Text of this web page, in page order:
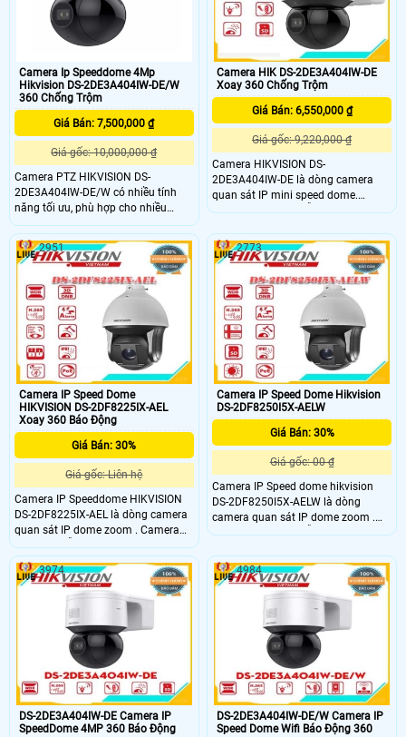
Camera Ip Speeddome 4Mp
Hikvision DS-2DE3A404IW-DE/W
360 Chống Trộm
Giá Bán: 7,500,000 ₫
Giá gốc: 10,000,000 ₫
Camera PTZ HIKVISION DS-
2DE3A404IW-DE/W có nhiều tính
năng tối ưu, phù hợp cho nhiều
hoàn cảnh sử dụng. Camera DS-
2DE3A404IW-DE/W thích hợp sử
dụng cho nhà xưởng, shop, trung
tâm thương mại, giám sát đường
phố.
Camera HIK DS-2DE3A404IW-DE
Xoay 360 Chống Trộm
Giá Bán: 6,550,000 ₫
Giá gốc: 9,220,000 ₫
Camera HIKVISION DS-
2DE3A404IW-DE là dòng camera
quan sát IP mini speed dome.
Camera quan sát hỗ trợ độ phân
2560x1440@25fps. Ống kính 2
Camera IP Speed Dome
HIKVISION DS-2DF8225IX-AEL
Xoay 360 Báo Động
Giá Bán: 30%
Giá gốc: Liên hệ
Camera IP Speeddome HIKVISION
DS-2DF8225IX-AEL là dòng camera
quan sát IP dome zoom . Camera
quan sát hỗ trợ độ phân giải
2.01920 × 1080 60/50fps. Ống kính
2
2951
Camera IP Speed Dome Hikvision
DS-2DF8250I5X-AELW
Giá Bán: 30%
Giá gốc: 00 ₫
Camera IP Speed dome hikvision
DS-2DF8250I5X-AELW là dòng
camera quan sát IP dome zoom .
Camera quan sát hỗ trợ độ phân
kính 2
2773
DS-2DE3A404IW-DE Camera IP
SpeedDome 4MP 360 Báo Động
3974
DS-2DE3A404IW-DE/W Camera IP
Speed Dome Wifi Báo Động 360
4984